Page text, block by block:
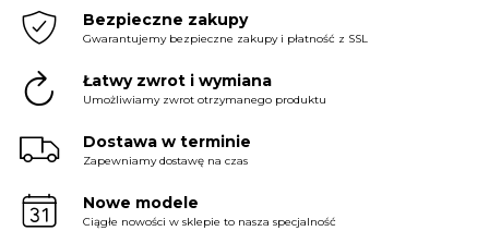
Bezpieczne zakupy
Gwarantujemy bezpieczne zakupy i płatność z SSL
Łatwy zwrot i wymiana
Umożliwiamy zwrot otrzymanego produktu
Dostawa w terminie
Zapewniamy dostawę na czas
Nowe modele
Ciągłe nowości w sklepie to nasza specjalność